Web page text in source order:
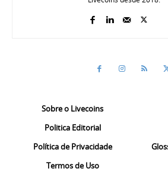
Sobre o Livecoins
Politica Editorial
Política de Privacidade
Termos de Uso